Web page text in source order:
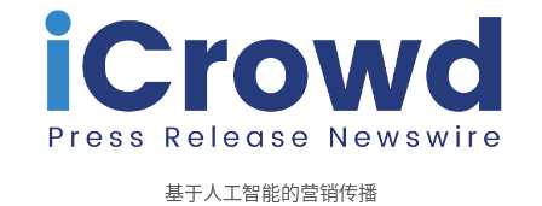
基于人工智能的营销传播